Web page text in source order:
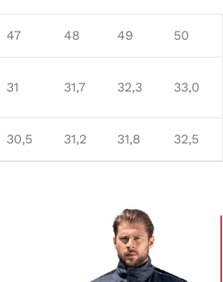
47 48 49 50
31 31,7 32,3 33,0
30,5 31,2 31,8 32,5